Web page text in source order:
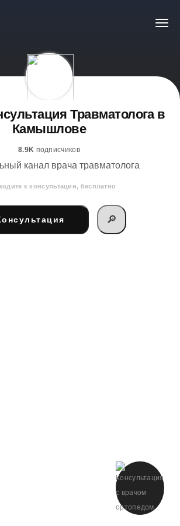
Травматолога в
Камышлове
8.9K подписчиков
канал врача травматолога
к консультации, бесплатно
🔎